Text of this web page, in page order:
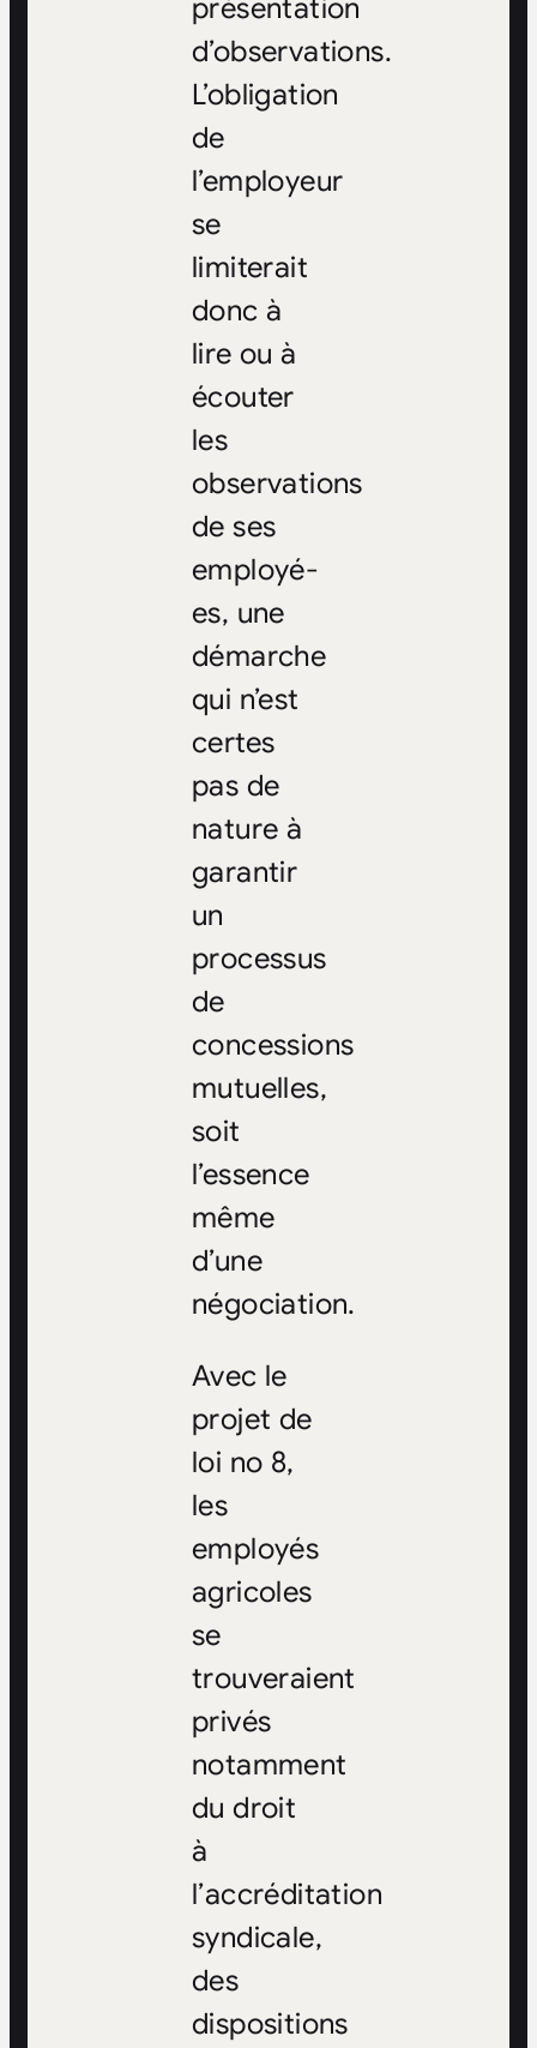
présentation
d’observations.
L’obligation
de
l’employeur
se
limiterait
donc à
lire ou à
écouter
les
observations
de ses
employé-
es, une
démarche
qui n’est
certes
pas de
nature à
garantir
un
processus
de
concessions
mutuelles,
soit
l’essence
même
d’une
négociation.
Avec le
projet de
loi no 8,
les
employés
agricoles
se
trouveraient
privés
notamment
du droit
à
l’accréditation
syndicale,
des
dispositions